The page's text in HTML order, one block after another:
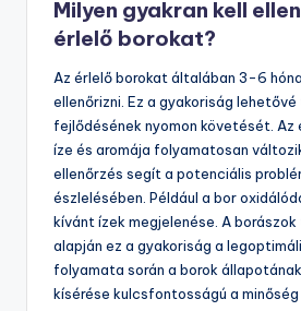
Milyen gyakran kell
érlelő borokat?
Az érlelő borokat általában 3-6
ellenőrizni. Ez a gyakoriság
fejlődésének nyomon követését. Az
íze és aromája folyamatosan
ellenőrzés segít a potenciális
észlelésében. Például a bor
kívánt ízek megjelenése. A
alapján ez a gyakoriság a
folyamata során a borok
kísérése kulcsfontosságú a minőség